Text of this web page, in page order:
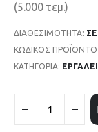
(5.000 τεμ.)
ΔΙΑΘΕΣΙΜΌΤΗΤΑ:
ΚΩΔΙΚΌΣ
ΚΑΤΗΓΟΡΊΑ: